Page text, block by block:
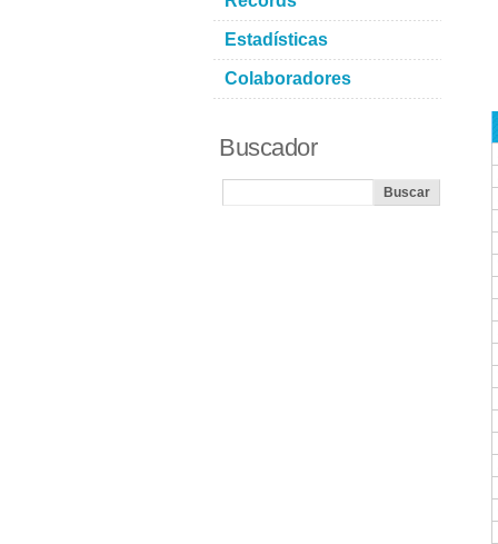
Estadísticas
Colaboradores
Buscador